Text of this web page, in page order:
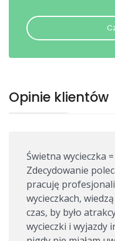
Opinie klientów
Świetna wycieczka
Zdecydowanie
pracuję
wycieczkach,
czas, by było
wycieczki i wyjazdy